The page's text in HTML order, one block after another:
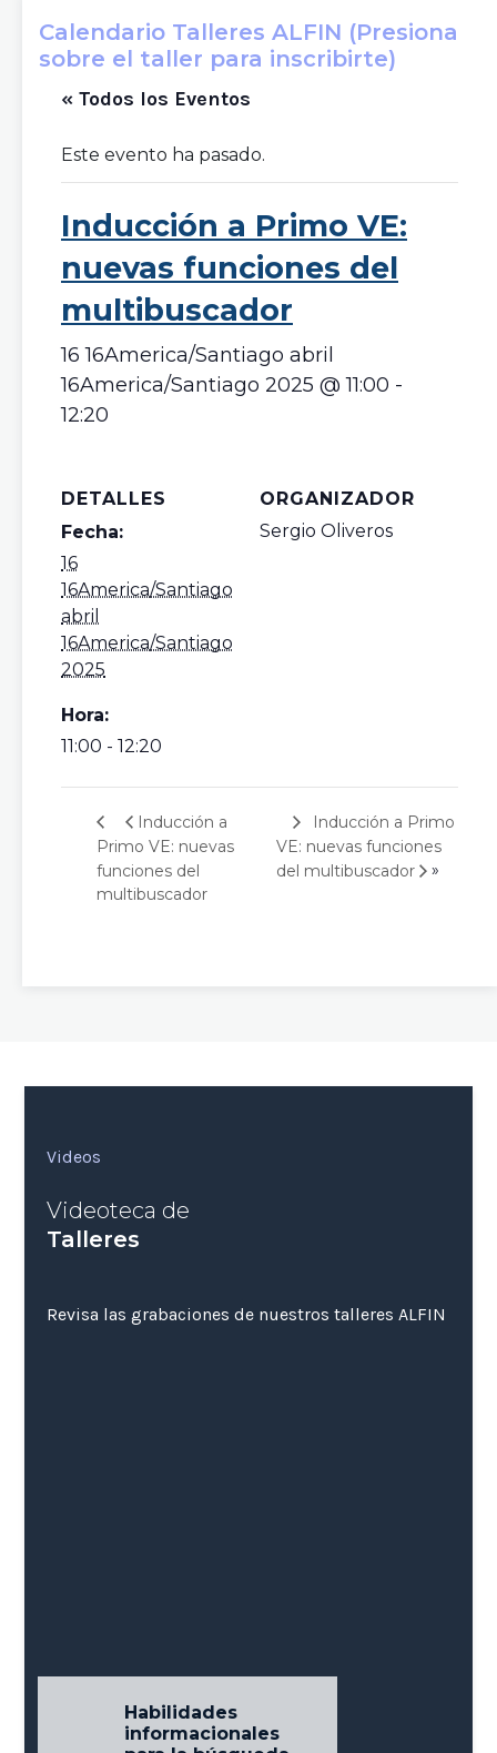
Calendario Talleres ALFIN (Presiona
sobre el taller para inscribirte)
« Todos los Eventos
Este evento ha pasado.
Inducción a Primo VE:
nuevas funciones del
multibuscador
16 16America/Santiago abril
16America/Santiago 2025 @ 11:00 -
12:20
DETALLES
Fecha:
16
16America/Santiago
abril
16America/Santiago
2025
Hora:
11:00 - 12:20
ORGANIZADOR
Sergio Oliveros
Inducción a
Primo VE: nuevas
funciones del
multibuscador
Inducción a Primo
VE: nuevas funciones
del multibuscador
»
Videos
Videoteca de
Talleres
Revisa las grabaciones de nuestros talleres ALFIN
Habilidades
informacionales
cómo evitar el
plagio en
Citas y referencias
Citas y referencias